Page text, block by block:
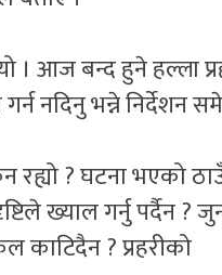
। आज बन्द हुने हल्ला
नदिनु भन्ने निर्देशन
? घटना भएको
ख्याल गर्नु पर्दैन ?
काटिदैन ? प्रहरीको